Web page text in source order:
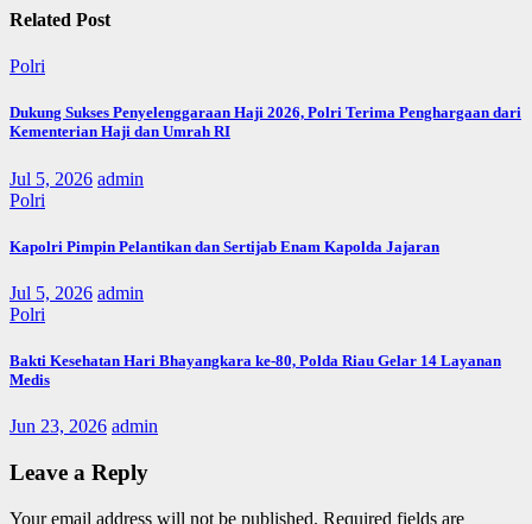
Related Post
Polri
Dukung Sukses Penyelenggaraan Haji 2026, Polri Terima Penghargaan dari
Kementerian Haji dan Umrah RI
Jul 5, 2026 admin
Polri
Kapolri Pimpin Pelantikan dan Sertijab Enam Kapolda Jajaran
Jul 5, 2026 admin
Polri
Bakti Kesehatan Hari Bhayangkara ke-80, Polda Riau Gelar 14 Layanan
Medis
Jun 23, 2026 admin
Leave a Reply
Your email address will not be published. Required fields are